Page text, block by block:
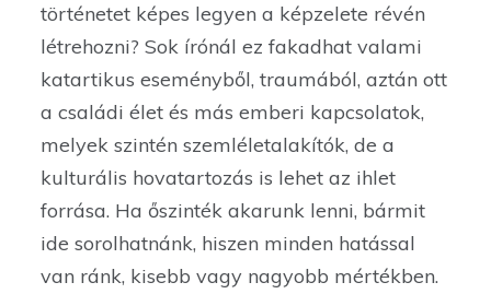
történetet képes legyen a képzelete révén
létrehozni? Sok írónál ez fakadhat valami
katartikus eseményből, traumából, aztán ott
a családi élet és más emberi kapcsolatok,
melyek szintén szemléletalakítók, de a
kulturális hovatartozás is lehet az ihlet
forrása. Ha őszinték akarunk lenni, bármit
ide sorolhatnánk, hiszen minden hatással
van ránk, kisebb vagy nagyobb mértékben.